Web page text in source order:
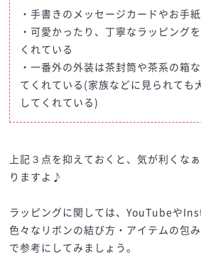
・手書きのメッセージカードやお手
・可愛かったり、丁寧なラッピング
くれている
・一番外の外装は茶封筒や茶系の箱
てくれている(家族などに見られても
してくれている)
上記３点を抑えておくと、気が利くな
りますよ♪
ラッピングに関しては、YouTubeや
色々なリボンの結び方・アイテムの包
で参考にしてみましょう。